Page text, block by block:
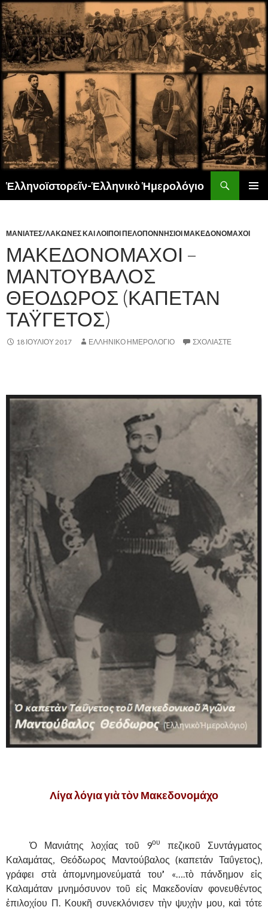
Ἑλληνοϊστορεῖν-Ἑλληνικὸ Ἡμερολόγιο
ΜΑΝΙΑΤΕΣ/ΛΑΚΩΝΕΣ ΚΑΙ ΛΟΙΠΟΙ ΠΕΛΟΠΟΝΝΗΣΙΟΙ ΜΑΚΕΔΟΝΟΜΑΧΟΙ
ΜΑΚΕΔΟΝΟΜΑΧΟΙ –
ΜΑΝΤΟΥΒΑΛΟΣ
ΘΕΟΔΩΡΟΣ (ΚΑΠΕΤΑΝ
ΤΑΫΓΕΤΟΣ)
18 ΙΟΥΛΊΟΥ 2017 ΕΛΛΗΝΙΚΟ ΗΜΕΡΟΛΟΓΙΟ ΣΧΟΛΙΆΣΤΕ
Λίγα λόγια γιὰ τὸν Μακεδονομάχο
Ὁ Μανιάτης λοχίας τοῦ 9ου
πεζικοῦ Συντάγματος
Καλαμάτας, Θεόδωρος Μαντούβαλος (καπετάν Ταΰγετος),
γράφει στὰ ἀπομνημονεύματά του’ «….τὸ πάνδημον εἰς
Καλαμάταν μνημόσυνον τοῦ εἰς Μακεδονίαν φονευθέντος
ἐπιλοχίου Π. Κουκῆ συνεκλόνισεν τὴν ψυχὴν μου, καὶ τότε